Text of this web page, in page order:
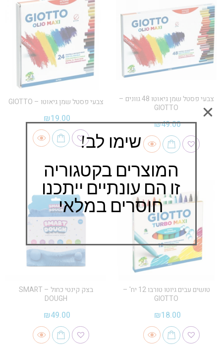
צבעי פסטל שמן גיאוטו 48 גוונים –
GIOTTO
₪49.00
צבעי פסטל שמן גיאוטו – GIOTTO
₪19.00
טושים עבים גיוטו טורבו 12 יח' –
GIOTTO
₪18.00
בצק קינטי כחול – SMART
DOUGH
₪49.00
שימו לב!
המוצרים בקטגוריה
זו הם עונתיים ייתכנו
חוסרים במלאי